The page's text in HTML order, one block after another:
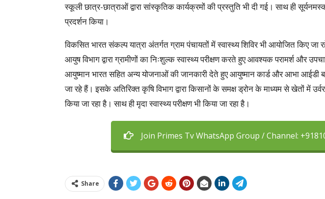
स्कूली छात्र-छात्राओं द्वारा सांस्कृतिक कार्यक्रमों की प्रस्तुति भी दी गई। साथ ही
प्रदर्शन किया।
विकसित भारत संकल्प यात्रा अंतर्गत ग्राम पंचायतों में स्वास्थ्य शिविर भी आयोजित किए जा
आयुष विभाग द्वारा ग्रामीणों का निःशुल्क स्वास्थ्य परीक्षण करते हुए आवश्यक परामर्श और
आयुष्मान भारत सहित अन्य योजनाओं की जानकारी देते हुए आयुष्मान कार्ड और आभा आईडी
जा रहे हैं। इसके अतिरिक्त कृषि विभाग द्वारा किसानों के समक्ष ड्रोन के माध्यम से खेतों में
किया जा रहा है। साथ ही मृदा स्वास्थ्य परीक्षण भी किया जा रहा है।
Join Primes Tv WhatsApp Group / Channel:
Share